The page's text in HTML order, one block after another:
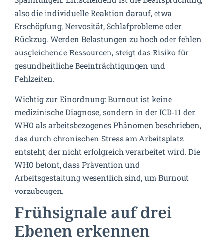
also die individuelle Reaktion darauf, etwa
Erschöpfung, Nervosität, Schlafprobleme oder
Rückzug. Werden Belastungen zu hoch oder fehlen
ausgleichende Ressourcen, steigt das Risiko für
gesundheitliche Beeinträchtigungen und
Fehlzeiten.
Wichtig zur Einordnung: Burnout ist keine
medizinische Diagnose, sondern in der ICD‑11 der
WHO als arbeitsbezogenes Phänomen beschrieben,
das durch chronischen Stress am Arbeitsplatz
entsteht, der nicht erfolgreich verarbeitet wird. Die
WHO betont, dass Prävention und
Arbeitsgestaltung wesentlich sind, um Burnout
vorzubeugen.
Frühsignale auf drei
Ebenen erkennen